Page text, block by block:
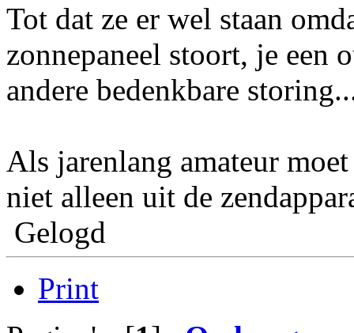
Tot dat ze er wel staan
zonnepaneel stoort, je een
andere bedenkbare
Als jarenlang amateur
niet alleen uit de
Gelogd
Print